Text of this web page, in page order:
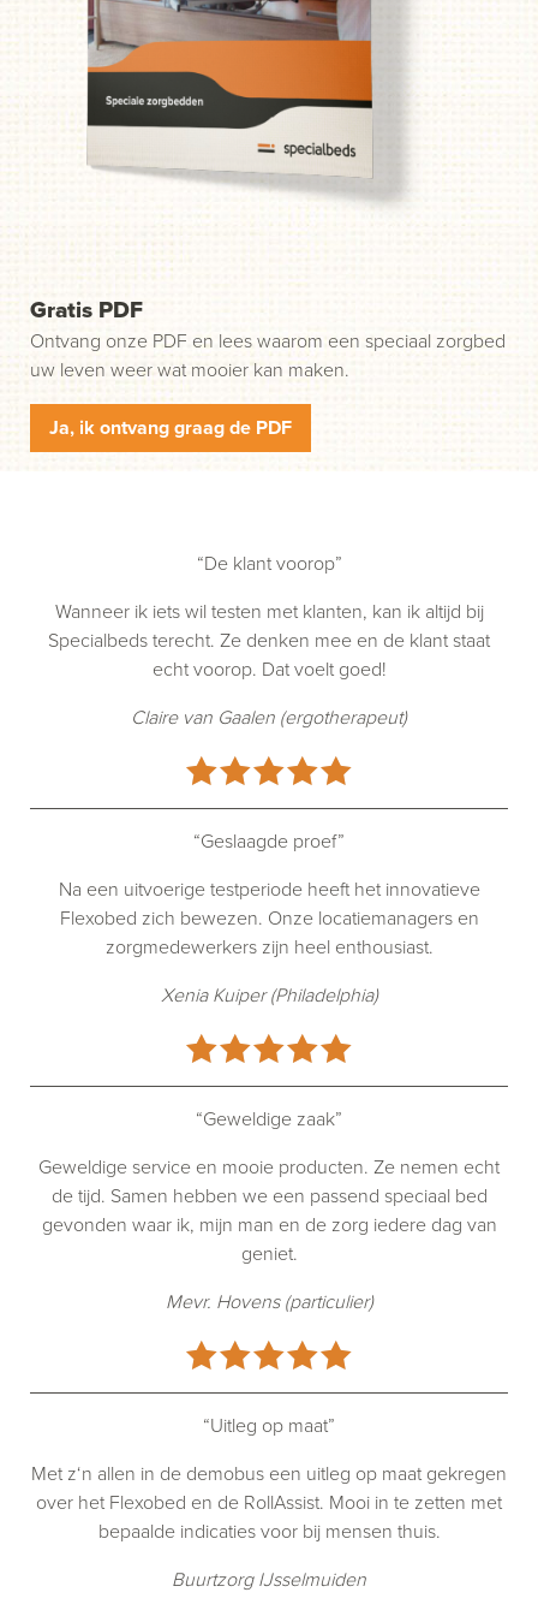
probleem. Wij helpen u in drie gemakkelijke stappen op
weg. Stap 1: klik op de groene knop "Start uw aanvraag"
en wij nemen contact met u op.
Gratis PDF
Ontvang onze PDF en lees waarom een speciaal zorgbed
uw leven weer wat mooier kan maken.
Ja, ik ontvang graag de PDF
“De klant voorop”
Wanneer ik iets wil testen met klanten, kan ik altijd bij
Specialbeds terecht. Ze denken mee en de klant staat
echt voorop. Dat voelt goed!
Claire van Gaalen (ergotherapeut)
“Geslaagde proef”
Na een uitvoerige testperiode heeft het innovatieve
Flexobed zich bewezen. Onze locatiemanagers en
zorgmedewerkers zijn heel enthousiast.
Xenia Kuiper (Philadelphia)
“Geweldige zaak”
Geweldige service en mooie producten. Ze nemen echt
de tijd. Samen hebben we een passend speciaal bed
gevonden waar ik, mijn man en de zorg iedere dag van
geniet.
Mevr. Hovens (particulier)
“Uitleg op maat”
Met z‘n allen in de demobus een uitleg op maat gekregen
over het Flexobed en de RollAssist. Mooi in te zetten met
bepaalde indicaties voor bij mensen thuis.
Buurtzorg IJsselmuiden